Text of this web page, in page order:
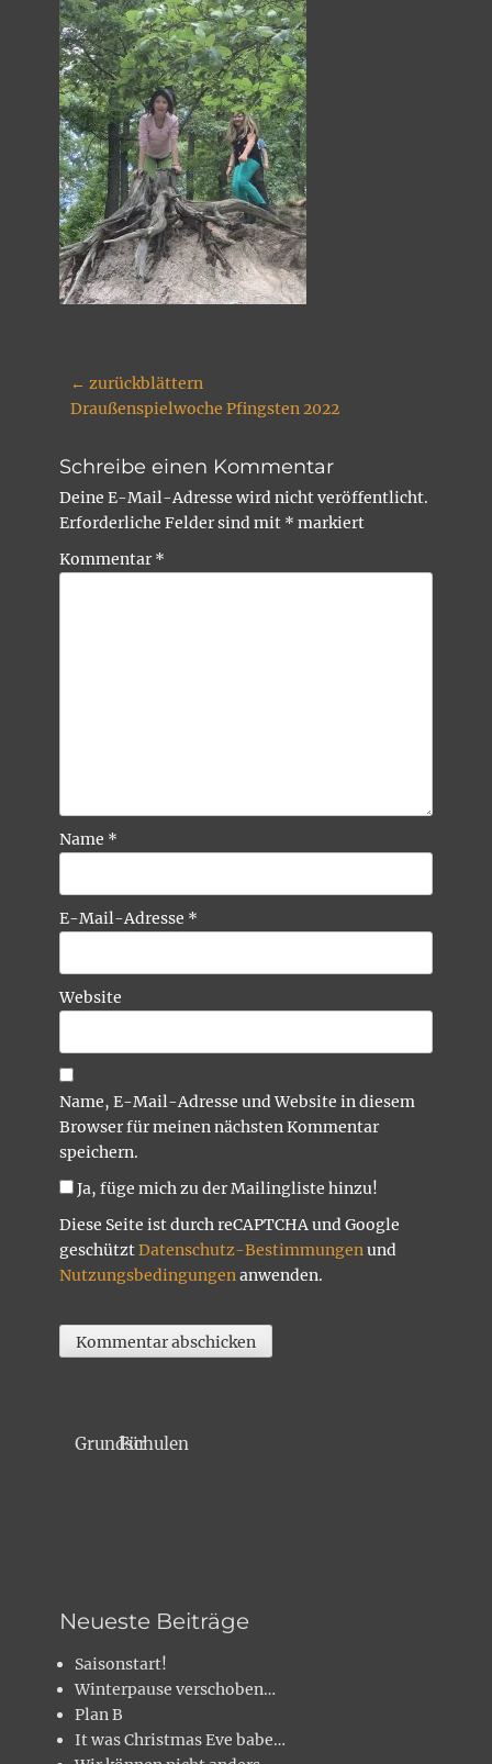
Beitragsnavigation
← zurückblättern
Vorheriger
Draußenspielwoche Pfingsten 2022
Schreibe einen Kommentar
Deine E-Mail-Adresse wird nicht veröffentlicht.
Erforderliche Felder sind mit * markiert
Kommentar *
Name *
E-Mail-Adresse *
Website
Name, E-Mail-Adresse und Website in diesem
Browser für meinen nächsten Kommentar
speichern.
Ja, füge mich zu der Mailingliste hinzu!
Diese Seite ist durch reCAPTCHA und Google
geschütztDatenschutz-Bestimmungenund
Nutzungsbedingungenanwenden.
Für Grundschulen
Neueste Beiträge
Saisonstart!
Winterpause verschoben…
Plan B
It was Christmas Eve babe…